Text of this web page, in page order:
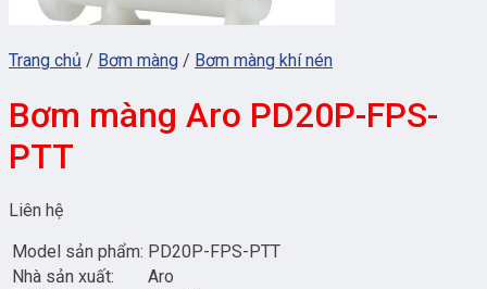
Trang chủ / Bơm màng / Bơm màng khí nén
Bơm màng Aro PD20P-FPS-
PTT
Liên hệ
Model sản phẩm: PD20P-FPS-PTT
Nhà sản xuất:
Aro